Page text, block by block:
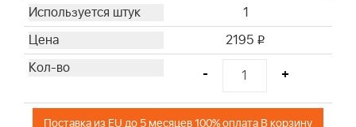
1
2195 i
- +
Поставка из EU до 5 месяцев 100% оплата В корзину